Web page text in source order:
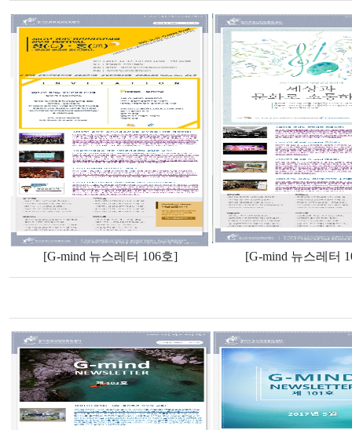
[G-mind 뉴스레터 106호] [G-mind 뉴스레터